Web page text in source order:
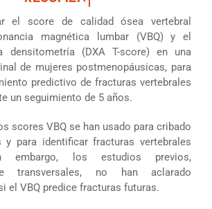
el score de calidad ósea vertebral
magnética lumbar (VBQ) y el
(DXA T-score) en una
de mujeres postmenopáusicas, para
predictivo de fracturas vertebrales
un seguimiento de 5 años.
scores VBQ se han usado para cribado
y para identificar fracturas vertebrales
embargo, los estudios previos,
transversales, no han aclarado
el VBQ predice fracturas futuras.